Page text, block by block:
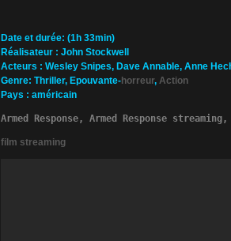
Da­te et durée: (1h 33min)
Ré­alisateur : John Stockwell
Ac­teurs : Wesley Snipes, Dave Annable, Anne
Ge­nre: Thriller, Epouvante-horreur, Action
Pa­ys : américain
Armed Response, Armed Response
film streaming